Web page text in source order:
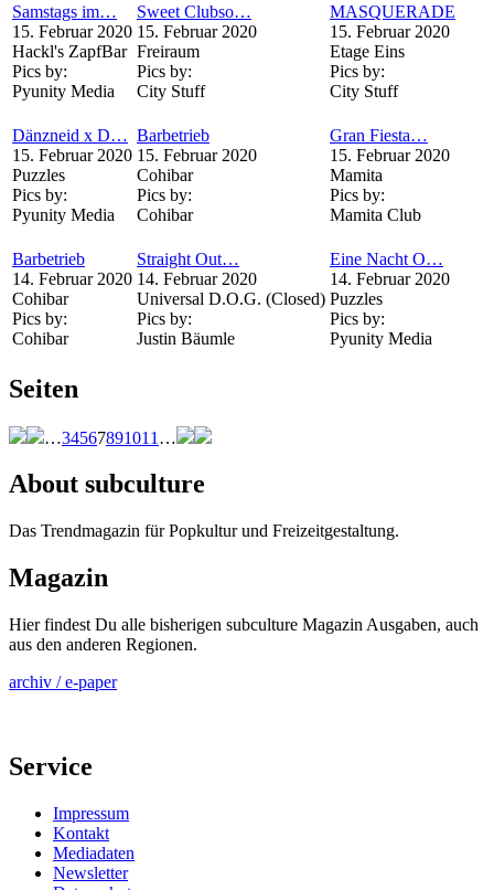
Samstags im…
15. Februar 2020
Hackl's ZapfBar
Pics by:
Pyunity Media
Sweet Clubso…
15. Februar 2020
Freiraum
Pics by:
City Stuff
MASQUERADE
15. Februar 2020
Etage Eins
Pics by:
City Stuff
Dänzneid x D…
15. Februar 2020
Puzzles
Pics by:
Pyunity Media
Barbetrieb
15. Februar 2020
Cohibar
Pics by:
Cohibar
Gran Fiesta…
15. Februar 2020
Mamita
Pics by:
Mamita Club
Barbetrieb
14. Februar 2020
Cohibar
Pics by:
Cohibar
Straight Out…
14. Februar 2020
Universal D.O.G. (Closed)
Pics by:
Justin Bäumle
Eine Nacht O…
14. Februar 2020
Puzzles
Pics by:
Pyunity Media
Seiten
…34567891011 …
About subculture
Das Trendmagazin für Popkultur und Freizeitgestaltung.
Magazin
Hier findest Du alle bisherigen subculture Magazin Ausgaben, auch
aus den anderen Regionen.
archiv / e-paper
Service
Impressum
Kontakt
Mediadaten
Newsletter